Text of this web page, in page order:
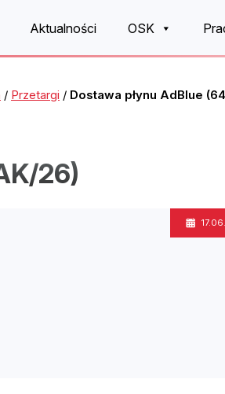
Aktualności OSK
/ Przetargi / Dostawa płynu AdBlue
26)